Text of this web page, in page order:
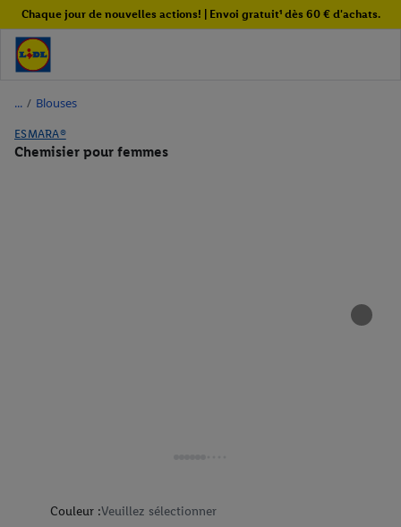
Chaque jour de nouvelles actions! | Envoi gratuit¹ dès 60 € d'achats.
/ Blouses
ESMARA®
Chemisier pour femmes
Couleur :Veuillez sélectionner